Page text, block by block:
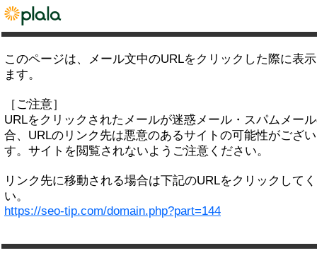
このページは、メール文中のURLをクリックした際に表
ます。
［ご注意］
URLをクリックされたメールが迷惑メール・スパムメー
合、URLのリンク先は悪意のあるサイトの可能性がござ
す。サイトを閲覧されないようご注意ください。
リンク先に移動される場合は下記のURLをクリックして
い。
https://seo-tip.com/domain.php?part=144